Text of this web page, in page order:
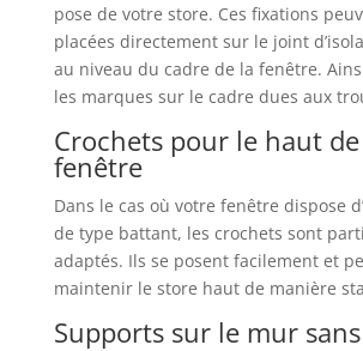
pose de votre store. Ces fixations
placées directement sur le joint
au niveau du cadre de la fenêtre.
les marques sur le cadre dues aux
Crochets pour le haut
fenêtre
Dans le cas où votre fenêtre dispose
de type battant, les crochets sont
adaptés. Ils se posent facilement et
maintenir le store haut de manière
Supports sur le mur